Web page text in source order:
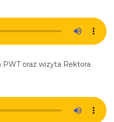
PWT oraz wizyta Rektora